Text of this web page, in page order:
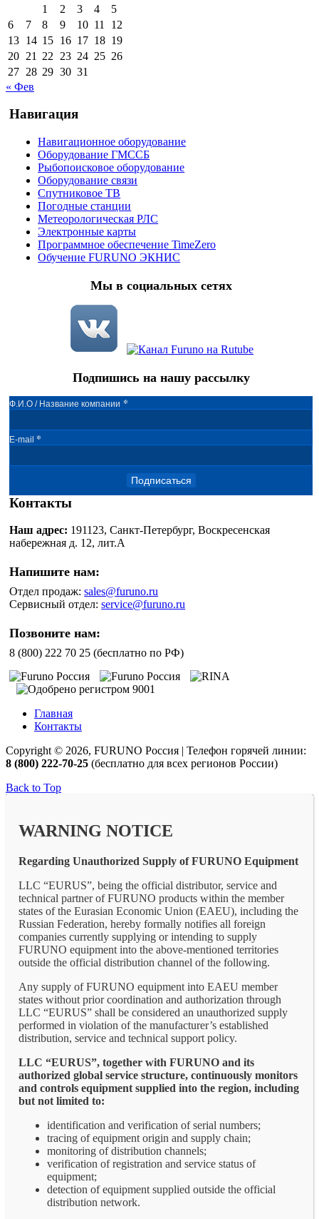
1 2 3 4
5
6
7 8 9 10 11
12
13 14 15 16 17 18 19
20 21 22 23 24 25 26
27 28 29 30 31
« Фев
Навигация
Навигационное оборудование
Оборудование ГМССБ
Рыбопоисковое оборудование
Оборудование связи
Спутниковое ТВ
Погодные станции
Метеорологическая РЛС
Электронные карты
Программное обеспечение TimeZero
Обучение FURUNO ЭКНИС
Мы в социальных сетях
Подпишись на нашу рассылку
Ф.И.О / Название компании *
E-mail *
Подписаться
Контакты
Наш адрес: 191123, Санкт-Петербург, Воскресенская
набережная д. 12, лит.А
Напишите нам:
Отдел продаж:sales@furuno.ru
Сервисный отдел:service@furuno.ru
Позвоните нам:
8 (800) 222 70 25 (бесплатно по РФ)
Главная
Контакты
Copyright © 2026, FURUNO Россия | Телефон горячей линии:
8 (800) 222-70-25 (бесплатно для всех регионов России)
Back to Top
WARNING NOTICE
Regarding Unauthorized Supply of FURUNO Equipment
LLC “EURUS”, being the official distributor, service and
technical partner of FURUNO products within the member
states of the Eurasian Economic Union (EAEU), including the
Russian Federation, hereby formally notifies all foreign
companies currently supplying or intending to supply
FURUNO equipment into the above-mentioned territories
outside the official distribution channel of the following.
Any supply of FURUNO equipment into EAEU member
states without prior coordination and authorization through
LLC “EURUS” shall be considered an unauthorized supply
performed in violation of the manufacturer’s established
distribution, service and technical support policy.
LLC “EURUS”, together with FURUNO and its
authorized global service structure, continuously monitors
and controls equipment supplied into the region, including
but not limited to:
identification and verification of serial numbers;
tracing of equipment origin and supply chain;
monitoring of distribution channels;
verification of registration and service status of
equipment;
detection of equipment supplied outside the official
distribution network.